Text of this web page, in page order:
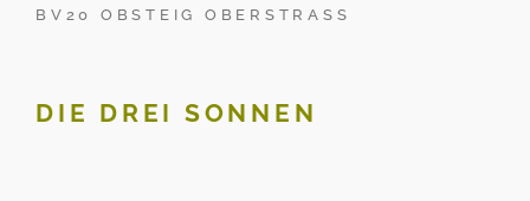
BV20 OBSTEIG OBERSTRASS
DIE DREI SONNEN